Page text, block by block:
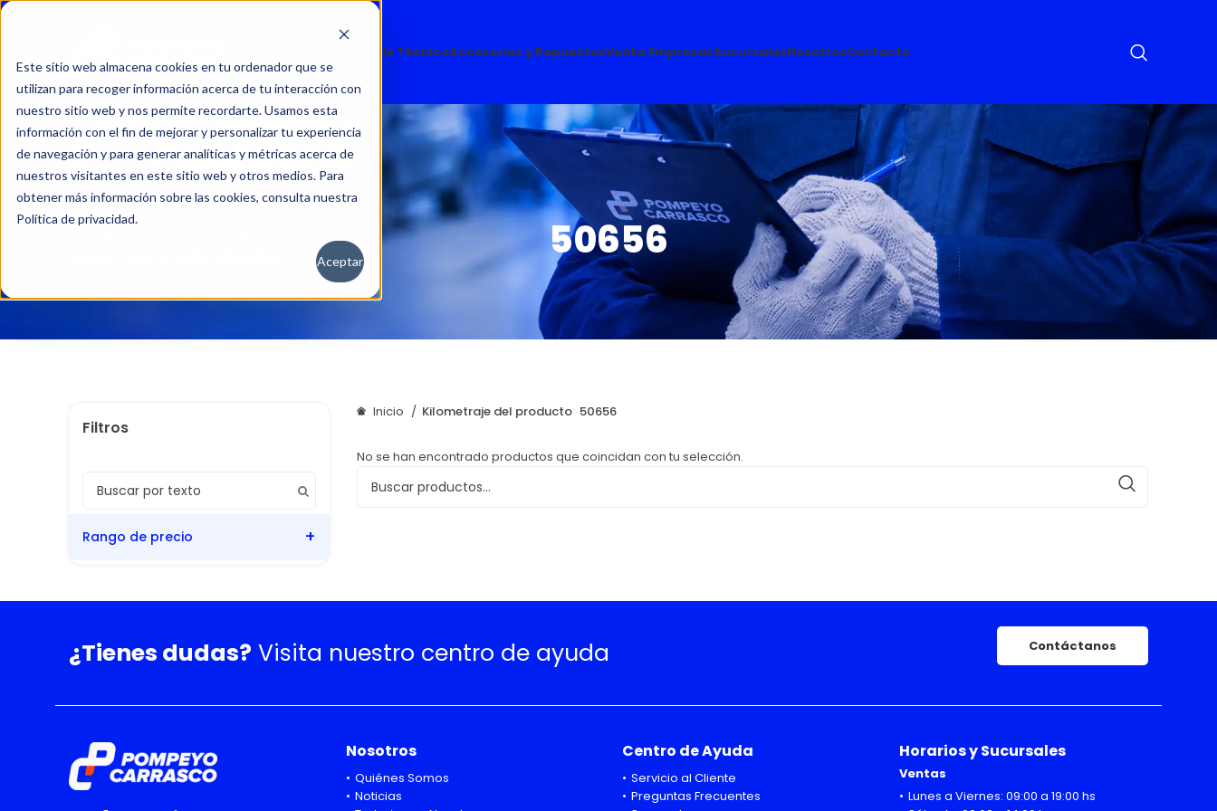
Este sitio web almacena cookies en tu ordenador que se
utilizan para recoger información acerca de tu interacción con
nuestro sitio web y nos permite recordarte. Usamos esta
información con el fin de mejorar y personalizar tu experiencia
de navegación y para generar analíticas y métricas acerca de
nuestros visitantes en este sitio web y otros medios. Para
obtener más información sobre las cookies, consulta nuestra
Política de privacidad.
Aceptar
Servicio TécnicoAccesorios y RepuestosVenta EmpresasSucursalesNosotrosContacto
50656
Rango de precio
Inicio Kilometraje del producto 50656
No se han encontrado productos que coincidan con tu selección.
¿Tienes dudas? Visita nuestro centro de ayuda Contáctanos
Nosotros
Quiénes Somos
Noticias
Centro de Ayuda
Servicio al Cliente
Preguntas Frecuentes
Horarios y Sucursales
Ventas
Lunes a Viernes: 09:00 a 19:00 hs